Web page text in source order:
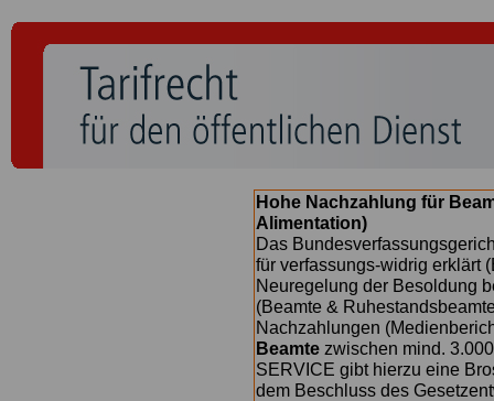
Hohe Nachzahlung für
Alimentation)
Das
für verfassungs-widrig erklärt
Neuregelung der Besoldung
(Beamte &
Nachzahlungen
Beamte zwischen mind.
SERVICE gibt hierzu eine
dem Beschluss des